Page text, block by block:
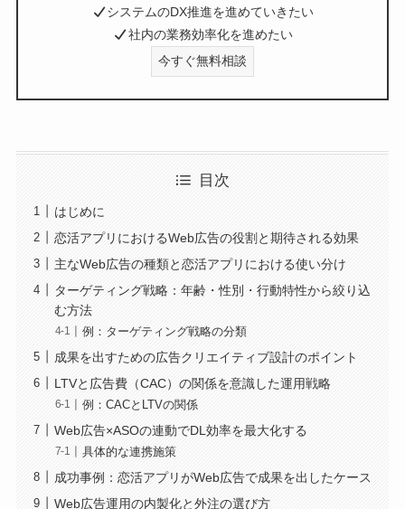
システムのDX推進を進めていきたい
社内の業務効率化を進めたい
今すぐ無料相談
目次
はじめに
恋活アプリにおけるWeb広告の役割と期待される効果
主なWeb広告の種類と恋活アプリにおける使い分け
ターゲティング戦略：年齢・性別・行動特性から絞り込
む方法
例：ターゲティング戦略の分類
成果を出すための広告クリエイティブ設計のポイント
LTVと広告費（CAC）の関係を意識した運用戦略
例：CACとLTVの関係
Web広告×ASOの連動でDL効率を最大化する
具体的な連携施策
成功事例：恋活アプリがWeb広告で成果を出したケース
Web広告運用の内製化と外注の選び方